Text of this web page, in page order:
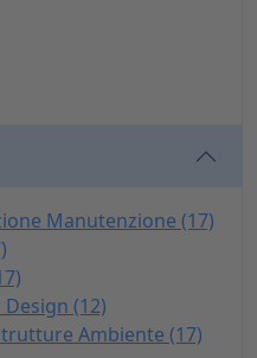
Manutenzione (17)
(12)
Ambiente (17)